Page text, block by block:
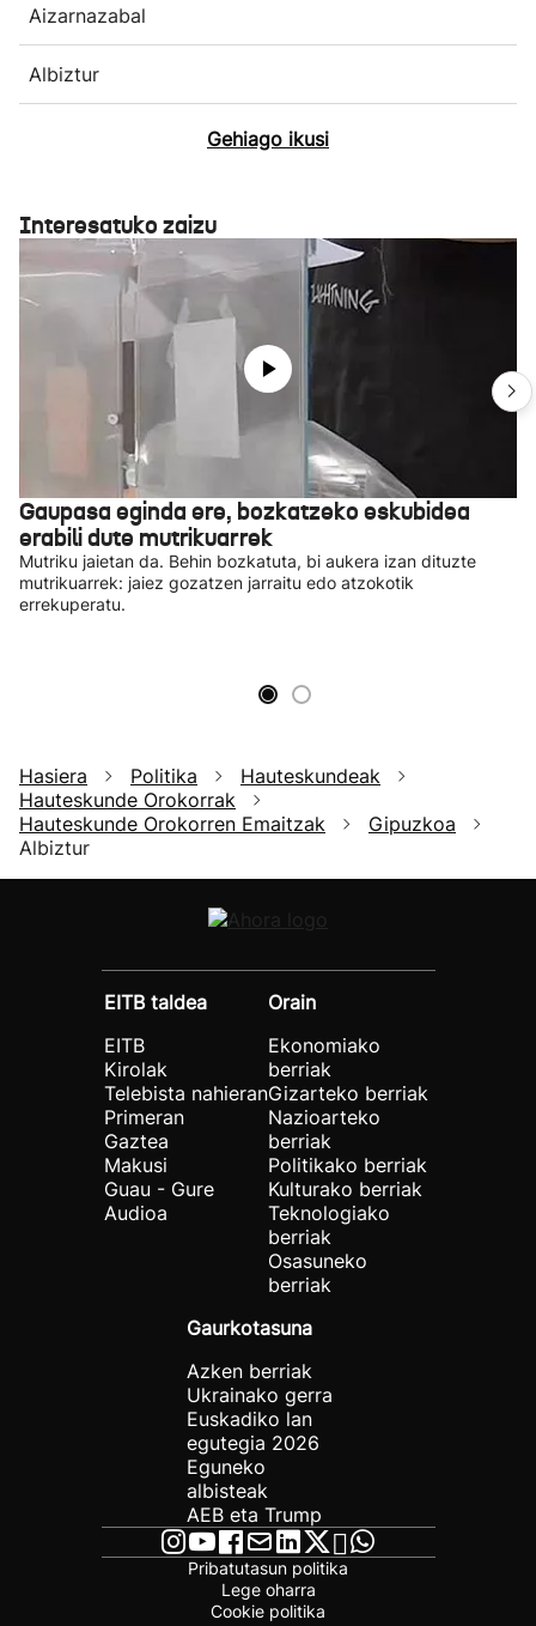
Aizarnazabal
Albiztur
Gehiago ikusi
Interesatuko zaizu
Gaupasa eginda ere, bozkatzeko eskubidea
erabili dute mutrikuarrek
Mutriku jaietan da. Behin bozkatuta, bi aukera izan dituzte
mutrikuarrek: jaiez gozatzen jarraitu edo atzokotik
errekuperatu.
Hasiera Politika
Hauteskundeak
Hauteskunde Orokorrak
Hauteskunde Orokorren Emaitzak
Gipuzkoa
Albiztur
EITB taldea
EITB
Kirolak
Telebista nahieran
Primeran
Gaztea
Makusi
Guau - Gure
Audioa
Orain
Ekonomiako
berriak
Gizarteko berriak
Nazioarteko
berriak
Politikako berriak
Kulturako berriak
Teknologiako
berriak
Osasuneko
berriak
Gaurkotasuna
Azken berriak
Ukrainako gerra
Euskadiko lan
egutegia 2026
Eguneko
albisteak
AEB eta Trump
Pribatutasun politika
Lege oharra
Cookie politika